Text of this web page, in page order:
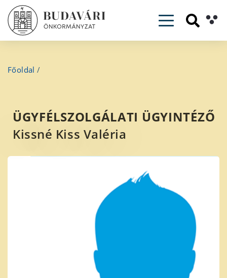
Toggle
Főoldal /
ÜGYFÉLSZOLGÁLATI ÜGYINTÉZŐ
Kissné Kiss Valéria